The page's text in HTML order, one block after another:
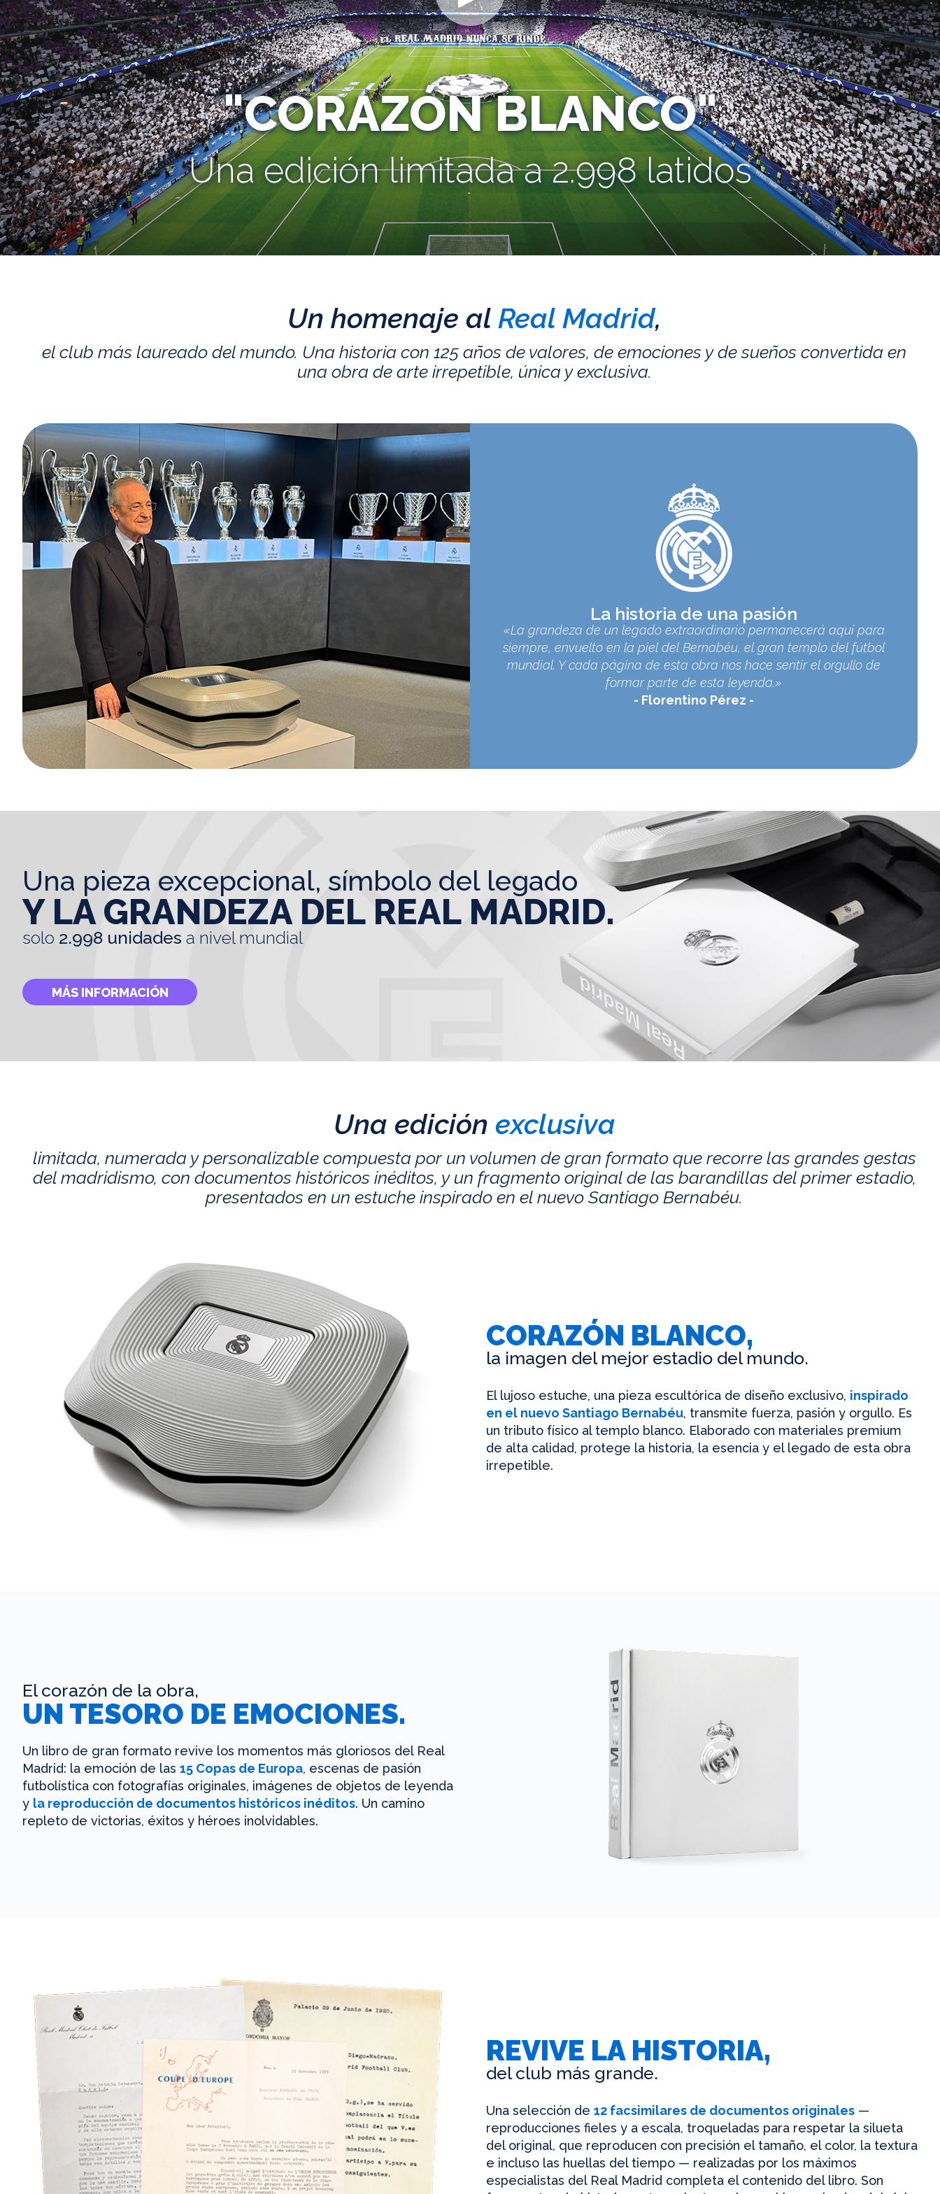
"CORAZÓN BLANCO"
Una edición limitada a 2.998 latidos
Un homenaje al Real Madrid,
el club más laureado del mundo. Una historia con 125 años de valores, de emociones y de sueños convertida en
una obra de arte irrepetible, única y exclusiva.
La historia de una pasión
«La grandeza de un legado extraordinario permanecerá aquí para
siempre, envuelto en la piel del Bernabéu, el gran templo del fútbol
mundial. Y cada página de esta obra nos hace sentir el orgullo de
formar parte de esta leyenda.»
Florentino Pérez
una pieza excepcional, símbolo del legado
Y LA GRANDEZA DEL REAL MADRID.
solo 2.998 unidades a nivel mundial
MÁS INFORMACIÓN
Una edición exclusiva
limitada, numerada y personalizable compuesta por un volumen de gran formato que recorre las grandes gestas
del madridismo, con documentos históricos inéditos, y un fragmento original de las barandillas del primer estadio,
presentados en un estuche inspirado en el nuevo Santiago Bernabéu.
CORAZÓN BLANCO,
la imagen del mejor estadio del mundo.
El lujoso estuche, una pieza escultórica de diseño exclusivo, inspirado
en el nuevo Santiago Bernabéu, transmite fuerza, pasión y orgullo. Es
un tributo físico al templo blanco. Elaborado con materiales premium
de alta calidad, protege la historia, la esencia y el legado de esta obra
irrepetible.
El corazón de la obra,
UN TESORO DE EMOCIONES.
Un libro de gran formato revive los momentos más gloriosos del Real
Madrid: la emoción de las 15 Copas de Europa, escenas de pasión
futbolística con fotografías originales, imágenes de objetos de leyenda
y la reproducción de documentos históricos inéditos. Un camino
repleto de victorias, éxitos y héroes inolvidables.
REVIVE LA HISTORIA,
del club más grande.
Una selección de 12 facsimilares de documentos originales —
reproducciones fieles y a escala, troqueladas para respetar la silueta
del original, que reproducen con precisión el tamaño, el color, la textura
e incluso las huellas del tiempo — realizadas por los máximos
especialistas del Real Madrid completa el contenido del libro. Son